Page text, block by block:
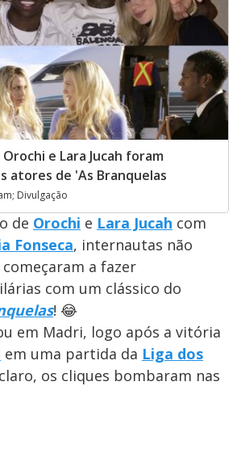
Orochi e Lara Jucah foram
atores de 'As Branquelas
Divulgação
de Orochi e Lara Jucah com
Fonseca, internautas não
a fazer
com um clássico do
! 😂
em Madri, logo após a vitória
em uma partida da Liga dos
os cliques bombaram nas